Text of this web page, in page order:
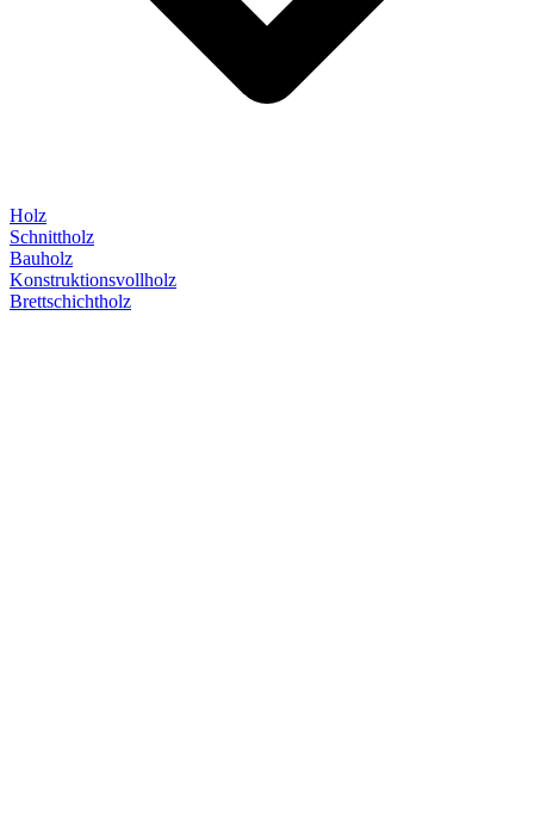
Holz
Schnittholz
Bauholz
Konstruktionsvollholz
Brettschichtholz